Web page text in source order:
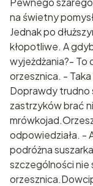
na świetny
Jednak po
kłopotliwe. A
wyjeżdżania?- To
orzesznica. -
Doprawdy trudno
zastrzyków brać
odpowiedziała. -
podróżna
szczególności nie